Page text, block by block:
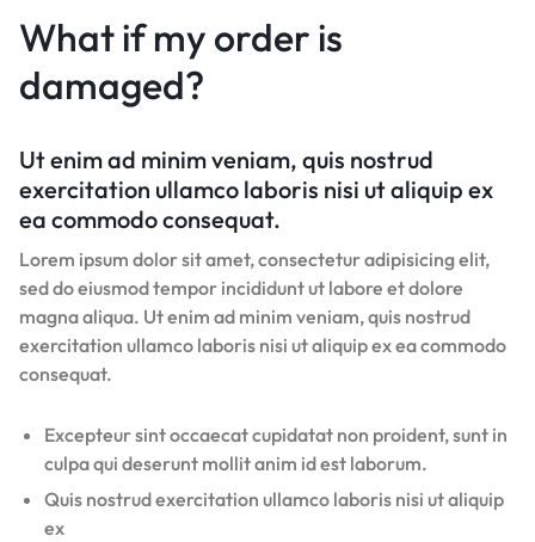
What if my order is
damaged?
Ut enim ad minim veniam, quis nostrud
exercitation ullamco laboris nisi ut aliquip ex
ea commodo consequat.
Lorem ipsum dolor sit amet, consectetur adipisicing elit,
sed do eiusmod tempor incididunt ut labore et dolore
magna aliqua. Ut enim ad minim veniam, quis nostrud
exercitation ullamco laboris nisi ut aliquip ex ea commodo
consequat.
Excepteur sint occaecat cupidatat non proident, sunt in
culpa qui deserunt mollit anim id est laborum.
Quis nostrud exercitation ullamco laboris nisi ut aliquip
ex